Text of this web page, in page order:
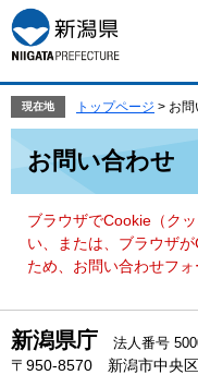
ー
ジ
の
頭
す。
ニ
ュ
ー
飛
て
現在地 トップページ > お
お問い合わせ
ブラウザでCookie（ク
い、または、ブラウザ
ため、お問い合わせフォ
新潟県庁 法人番号
〒950-8570 新潟市中央区